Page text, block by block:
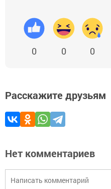
0 0 0
Расскажите друзьям
Нет комментариев